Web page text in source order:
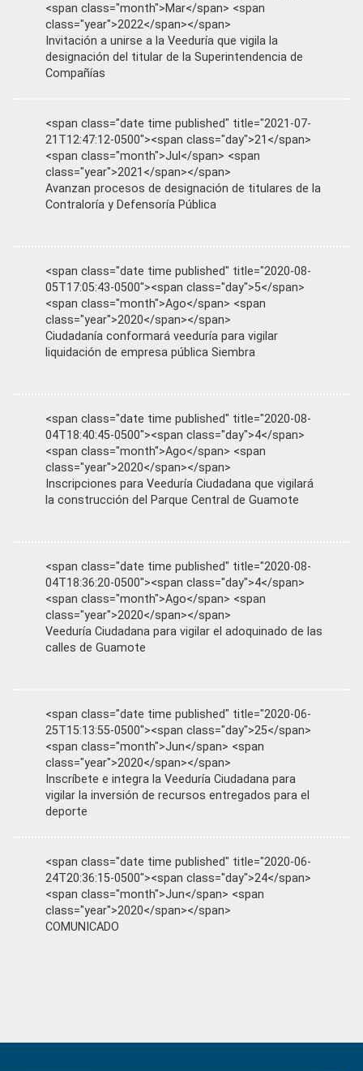
<span class="month">Mar</span> <span
class="year">2022</span></span>
Invitación a unirse a la Veeduría que vigila la
designación del titular de la Superintendencia de
Compañías
<span class="date time published" title="2021-07-
21T12:47:12-0500"><span class="day">21</span>
<span class="month">Jul</span> <span
class="year">2021</span></span>
Avanzan procesos de designación de titulares de la
Contraloría y Defensoría Pública
<span class="date time published" title="2020-08-
05T17:05:43-0500"><span class="day">5</span>
<span class="month">Ago</span> <span
class="year">2020</span></span>
Ciudadanía conformará veeduría para vigilar
liquidación de empresa pública Siembra
<span class="date time published" title="2020-08-
04T18:40:45-0500"><span class="day">4</span>
<span class="month">Ago</span> <span
class="year">2020</span></span>
Inscripciones para Veeduría Ciudadana que vigilará
la construcción del Parque Central de Guamote
<span class="date time published" title="2020-08-
04T18:36:20-0500"><span class="day">4</span>
<span class="month">Ago</span> <span
class="year">2020</span></span>
Veeduría Ciudadana para vigilar el adoquinado de las
calles de Guamote
<span class="date time published" title="2020-06-
25T15:13:55-0500"><span class="day">25</span>
<span class="month">Jun</span> <span
class="year">2020</span></span>
Inscríbete e integra la Veeduría Ciudadana para
vigilar la inversión de recursos entregados para el
deporte
<span class="date time published" title="2020-06-
24T20:36:15-0500"><span class="day">24</span>
<span class="month">Jun</span> <span
class="year">2020</span></span>
COMUNICADO